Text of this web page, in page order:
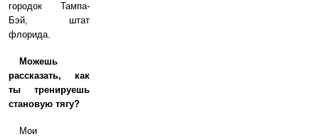
городок Тампа-
Бэй, штат
флорида.
Можешь
рассказать, как
ты тренируешь
становую тягу?
Мои